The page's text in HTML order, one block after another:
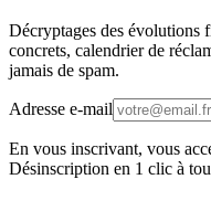
Décryptages des évolutions
concrets, calendrier de
jamais de spam.
Adresse e-mail
En vous inscrivant, vous
Désinscription en 1 clic à